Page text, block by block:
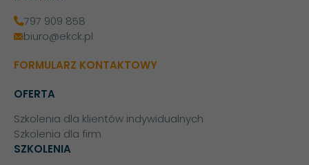
797 909 858
biuro@ekck.pl
FORMULARZ KONTAKTOWY
OFERTA
Szkolenia dla klientów indywidualnych
Szkolenia dla firm
SZKOLENIA